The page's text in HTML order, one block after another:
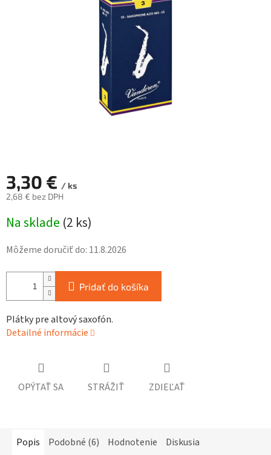
3,30 € / ks
2,68 € bez DPH
cena:
Na sklade (2 ks)
Môžeme doručiť do: 11.8.2026
Pridať do košíka
Plátky pre altový saxofón.
Detailné informácie
OPÝTAŤ SA STRÁŽIŤ ZDIEĽAŤ
Popis Podobné (6) Hodnotenie Diskusia